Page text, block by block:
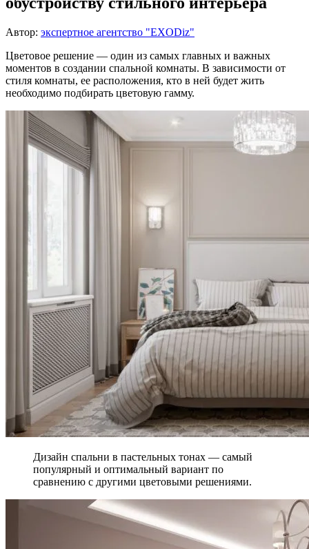
Автор: экспертное агентство "EXODiz"
Цветовое решение — один из самых главных и важных
моментов в создании спальной комнаты. В зависимости от
стиля комнаты, ее расположения, кто в ней будет жить
необходимо подбирать цветовую гамму.
Дизайн спальни в пастельных тонах — самый
популярный и оптимальный вариант по
сравнению с другими цветовыми решениями.